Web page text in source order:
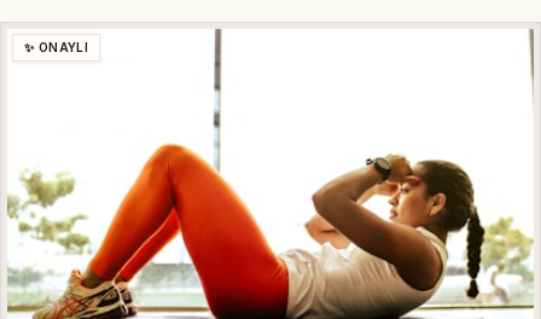
✨ ONAYLI